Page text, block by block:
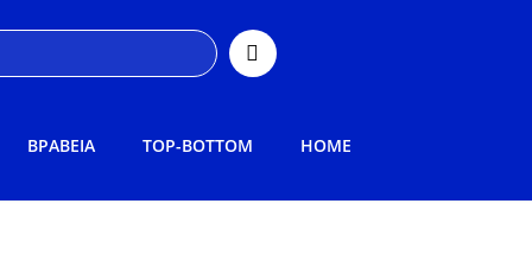
ΒΡΑΒΕΙΑ TOP-BOTTOM HOME